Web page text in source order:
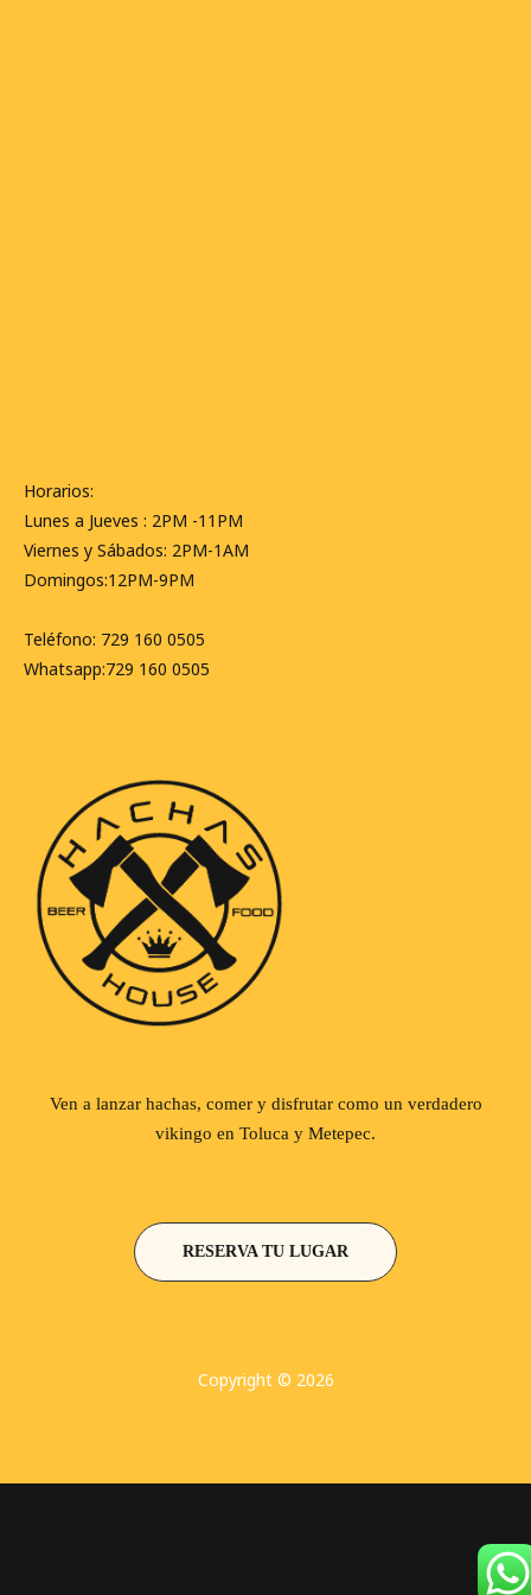
Horarios:
Lunes a Jueves : 2PM -11PM
Viernes y Sábados: 2PM-1AM
Domingos:12PM-9PM
Teléfono: 729 160 0505
Whatsapp:729 160 0505
Ven a lanzar hachas, comer y disfrutar como un verdadero
vikingo en Toluca y Metepec.
RESERVA TU LUGAR
Copyright © 2026